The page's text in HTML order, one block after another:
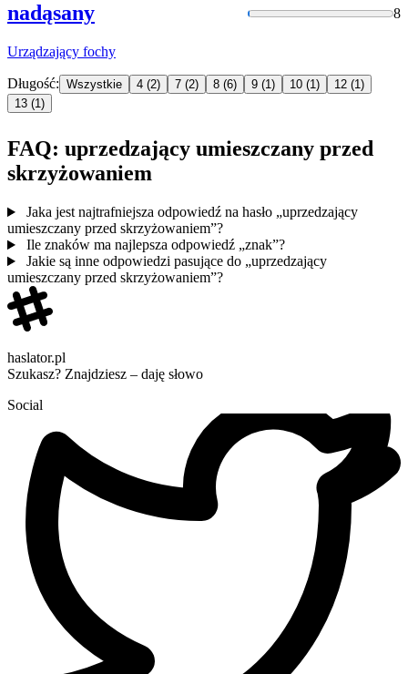
nadąsany 8
Urządzający fochy
Długość: Wszystkie 4 (2) 7 (2) 8 (6) 9 (1) 10 (1) 12 (1)
13 (1)
FAQ: uprzedzający umieszczany przed
skrzyżowaniem
Jaka jest najtrafniejsza odpowiedź na hasło „uprzedzający
umieszczany przed skrzyżowaniem”?
Ile znaków ma najlepsza odpowiedź „znak”?
Jakie są inne odpowiedzi pasujące do „uprzedzający
umieszczany przed skrzyżowaniem”?
haslator.pl
Szukasz? Znajdziesz – daję słowo
Social